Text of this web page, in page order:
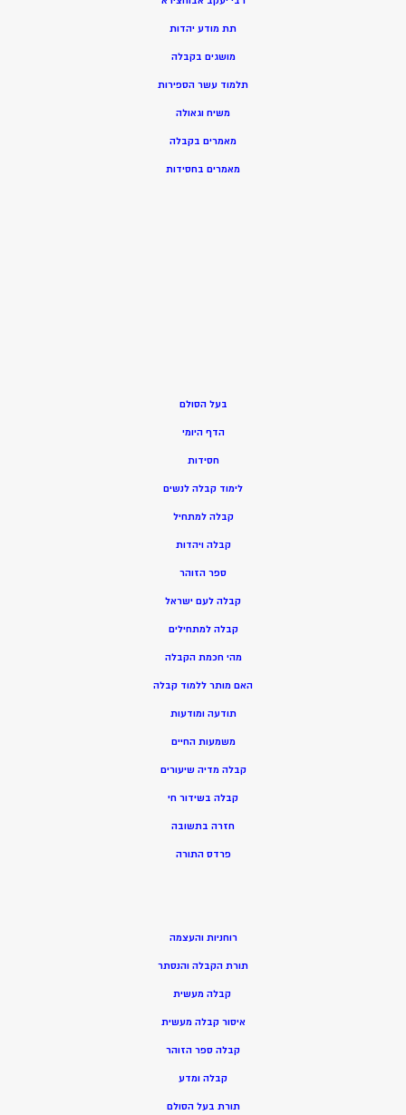
תת מודע יהדות
מושגים בקבלה
תלמוד עשר הספירות
משיח וגאולה
מאמרים בקבלה
מאמרים בחסידות
בעל הסולם
הדף היומי
חסידות
לימוד קבלה לנשים
קבלה למתחיל
קבלה ויהדות
ספר הזוהר
קבלה לעם ישראל
קבלה למתחילים
מהי חכמת הקבלה
האם מותר ללמוד קבלה
תודעה ומודעות
משמעות החיים
קבלה מדיה שיעורים
קבלה בשידור חי
חזרה בתשובה
פרדס התורה
רוחניות והעצמה
תורת הקבלה והנסתר
קבלה מעשית
איסור קבלה מעשית
קבלה ספר הזוהר
קבלה ומדע
תורת בעל הסולם